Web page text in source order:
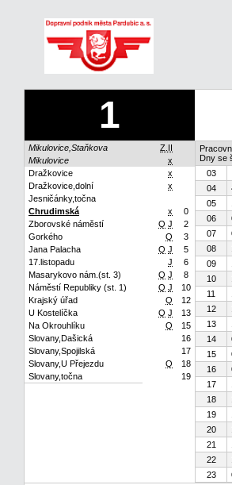
1
Mikulovice,Staňkova
Z.II
Mikulovice
x
Dražkovice
x
Dražkovice,dolní
x
Jesničánky,točna
Chrudimská
x
0
Zborovské náměstí
Q J
2
Gorkého
Q
3
Jana Palacha
Q J
5
17.listopadu
J
6
Masarykovo nám.(st. 3)
Q J
8
Náměstí Republiky (st. 1)
Q J
10
Krajský úřad
Q
12
U Kostelíčka
Q J
13
Na Okrouhlíku
Q
15
Slovany,Dašická
16
Slovany,Spojilská
17
Slovany,U Přejezdu
Q
18
Slovany,točna
19
Dny se
03
04
05
06
07
08
09
10
11
12
13
14
15
16
17
18
19
20
21
22
23